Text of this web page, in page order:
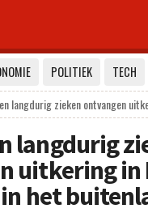
POLITIEK TECH
langdurig zieken ontvangen
langdurig
uitkering in
het